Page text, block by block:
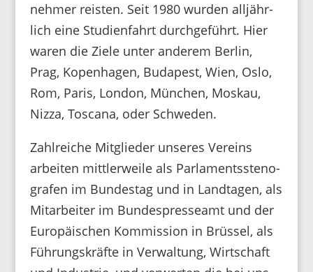
nehmer reisten. Seit 1980 wurden alljähr­
lich eine Studi­en­fahrt durch­ge­führt. Hier
waren die Ziele unter anderem Berlin,
Prag, Kopen­hagen, Buda­pest, Wien, Oslo,
Rom, Paris, London, München, Moskau,
Nizza, Toscana, oder Schweden.
Zahl­reiche Mitglieder unseres Vereins
arbeiten mitt­ler­weile als Parla­ments­ste­no­
grafen im Bundestag und in Land­tagen, als
Mitar­beiter im Bundes­pres­seamt und der
Euro­päi­schen Kommis­sion in Brüssel, als
Führungs­kräfte in Verwal­tung, Wirt­schaft